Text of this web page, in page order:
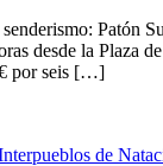
Patón
desde la Plaza
por seis […]
de